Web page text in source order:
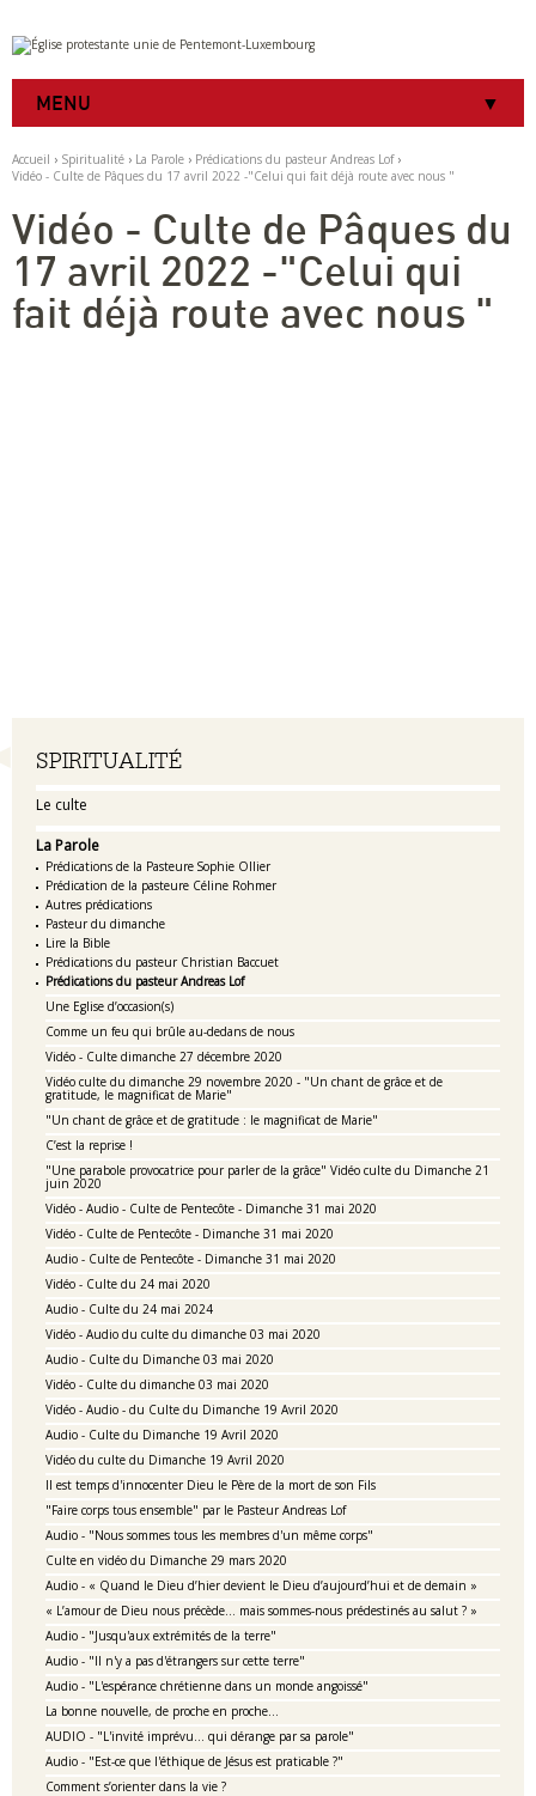
Aller
au
contenu.
à
navigation
Outils
personnels
MENU
Accueil › Spiritualité › La Parole › Prédications du pasteur Andreas Lof ›
Vidéo - Culte de Pâques du 17 avril 2022 -"Celui qui fait déjà route avec nous "
Navigation
SPIRITUALITÉ
Le culte
La Parole
Prédications de la Pasteure Sophie Ollier
Prédication de la pasteure Céline Rohmer
Autres prédications
Pasteur du dimanche
Lire la Bible
Prédications du pasteur Christian Baccuet
Prédications du pasteur Andreas Lof
Une Eglise d’occasion(s)
Comme un feu qui brûle au-dedans de nous
Vidéo - Culte dimanche 27 décembre 2020
Vidéo culte du dimanche 29 novembre 2020 - "Un chant de grâce et de
gratitude, le magnificat de Marie"
"Un chant de grâce et de gratitude : le magnificat de Marie"
C’est la reprise !
"Une parabole provocatrice pour parler de la grâce" Vidéo culte du Dimanche 21
juin 2020
Vidéo - Audio - Culte de Pentecôte - Dimanche 31 mai 2020
Vidéo - Culte de Pentecôte - Dimanche 31 mai 2020
Audio - Culte de Pentecôte - Dimanche 31 mai 2020
Vidéo - Culte du 24 mai 2020
Audio - Culte du 24 mai 2024
Vidéo - Audio du culte du dimanche 03 mai 2020
Audio - Culte du Dimanche 03 mai 2020
Vidéo - Culte du dimanche 03 mai 2020
Vidéo - Audio - du Culte du Dimanche 19 Avril 2020
Audio - Culte du Dimanche 19 Avril 2020
Vidéo du culte du Dimanche 19 Avril 2020
Il est temps d'innocenter Dieu le Père de la mort de son Fils
"Faire corps tous ensemble" par le Pasteur Andreas Lof
Audio - "Nous sommes tous les membres d'un même corps"
Culte en vidéo du Dimanche 29 mars 2020
Audio - « Quand le Dieu d’hier devient le Dieu d’aujourd’hui et de demain »
« L’amour de Dieu nous précède… mais sommes-nous prédestinés au salut ? »
Audio - "Jusqu'aux extrémités de la terre"
Audio - "Il n'y a pas d'étrangers sur cette terre"
Audio - "L'espérance chrétienne dans un monde angoissé"
La bonne nouvelle, de proche en proche…
AUDIO - "L'invité imprévu... qui dérange par sa parole"
Audio - "Est-ce que l'éthique de Jésus est praticable ?"
Comment s’orienter dans la vie ?
Vidéo - Culte de Pâques du
17 avril 2022 -"Celui qui
fait déjà route avec nous "